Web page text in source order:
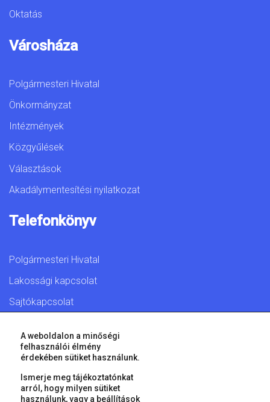
Oktatás
Városháza
Polgármesteri Hivatal
Önkormányzat
Intézmények
Közgyűlések
Választások
Akadálymentesítési nyilatkozat
Telefonkönyv
Polgármesteri Hivatal
Lakossági kapcsolat
Sajtókapcsolat
© 2026 Győr Megyei Jogú Város • Minden jog fenntartva!
A weboldalon a minőségi
felhasználói élmény
érdekében sütiket használunk.
Ismerje meg tájékoztatónkat
arról, hogy milyen sütiket
használunk, vagy a beállítások